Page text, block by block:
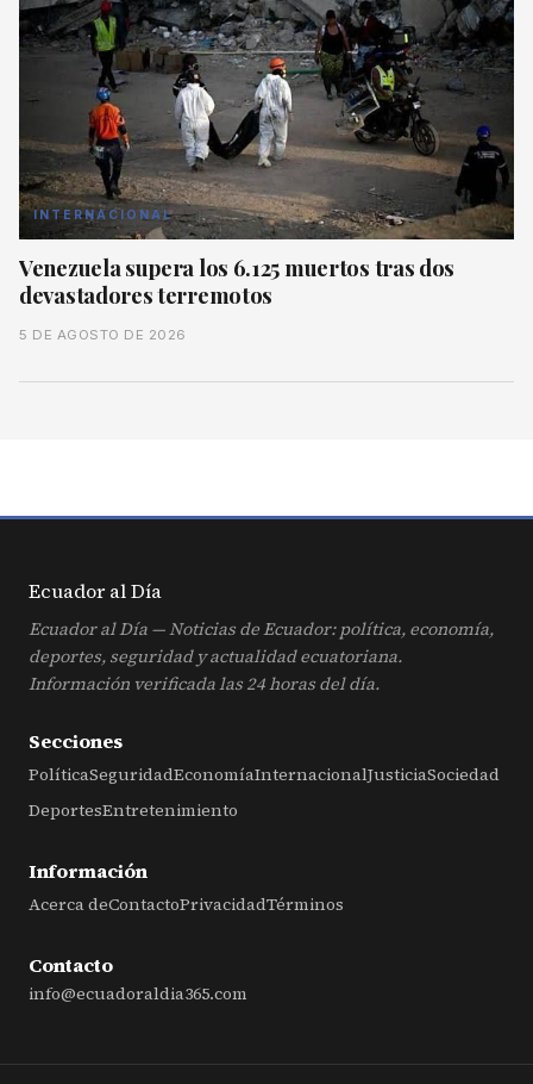
INTERNACIONAL
Venezuela supera los 6.125 muertos tras dos
devastadores terremotos
5 DE AGOSTO DE 2026
Ecuador alDía
Ecuador al Día — Noticias de Ecuador: política, economía,
deportes, seguridad y actualidad ecuatoriana.
Información verificada las 24 horas del día.
Secciones
PolíticaSeguridadEconomíaInternacionalJusticiaSociedad
DeportesEntretenimiento
Información
Acerca deContactoPrivacidadTérminos
Contacto
info@ecuadoraldia365.com